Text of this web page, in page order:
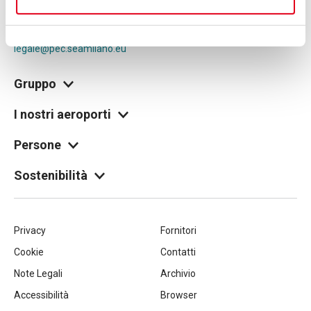
Tax code and registration with the Milan company register
no. 00826040156
legale@pec.seamilano.eu
Gruppo
I nostri aeroporti
Persone
Sostenibilità
Piè
di
pagina
Privacy
Cookie
Note Legali
Accessibilità
Fornitori
Contatti
Archivio
Browser